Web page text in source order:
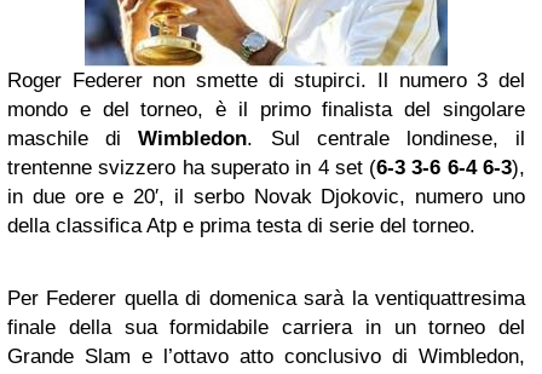
Roger Federer non smette di stupirci. Il numero 3 del
mondo e del torneo, è il primo finalista del singolare
maschile diWimbledon. Sul centrale londinese, il
trentenne svizzero ha superato in 4 set (6-3 3-6 6-4 6-3),
in due ore e 20′, il serbo Novak Djokovic, numero uno
della classifica Atp e prima testa di serie del torneo.
Per Federer quella di domenica sarà la ventiquattresima
finale della sua formidabile carriera in un torneo del
Grande Slam e l’ottavo atto conclusivo di Wimbledon,